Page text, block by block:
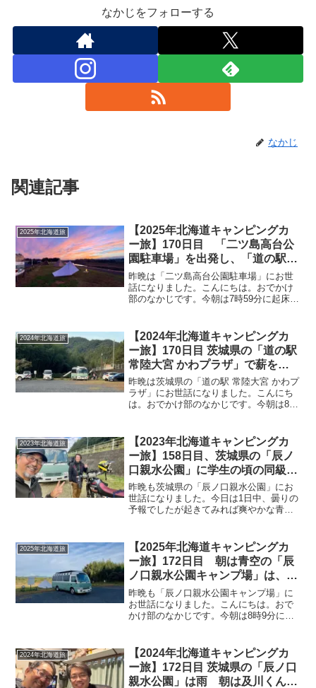
なかじをフォローする
なかじ
関連記事
2025年北海道旅
【2025年北海道キャンピングカ
ー旅】170日目 「二ツ島高台公
園駐車場」を出発し、「道の駅
常陸大宮 かわプラザ」で焚き火
用の薪を購入！その後「辰ノ口親
水公園キャンプ場」に到着し、タ
昨晩は「二ツ島高台公園駐車場」にお世
話になりました。こんにちは。おでかけ
部のなかじです。今朝は7時59分に起床！
が13℃ほどだったのでFFヒーターをON！
起床時は...
2024年北海道旅
【2024年北海道キャンピングカ
ー旅】170日目 茨城県の「道の駅
常陸大宮 かわプラザ」で薪を購
入し、1年振りの無料キャンプ場
「辰ノ口親水公園」へ！タープ設
営完了
昨晩は茨城県の「道の駅 常陸大宮 かわプ
ラザ」にお世話になりました。こんにち
は。おでかけ部のなかじです。今朝は8時
トーストと豆乳ゼリーで朝ご飯。「塩豆
大福」も...
2023年北海道旅
【2023年北海道キャンピングカ
ー旅】158日目、茨城県の「辰ノ
口親水公園」に学生の頃の同級生
が来訪！午後にはタープテントを
撤収して「道の駅 常陸大宮」へ
昨晩も茨城県の「辰ノ口親水公園」にお
世話になりました。今日は1日中、曇りの
予報でしたが起きてみれば爽やかな青空
いくつか貰っていたので、味噌汁を作れ
ばよかったです...
2025年北海道旅
【2025年北海道キャンピングカ
ー旅】172日目 朝は青空の「辰
ノ口親水公園キャンプ場」は、天
気予報どおり午後から雨に！外れ
やすいFFヒーターのダクトをビ
スで固定し、みゅうちゃんの爪と
昨晩も「辰ノ口親水公園キャンプ場」に
お世話になりました。こんにちは。おで
かけ部のなかじです。今朝は8時9分に起
いに目が覚めたときの車内の気温が16℃
ほどだったので、起...
2024年北海道旅
【2024年北海道キャンピングカ
ー旅】172日目 茨城県の「辰ノ口
親水公園」は雨 朝は及川くんが